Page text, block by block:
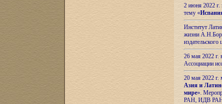
2 июня 2022 г.
тему «
Институт
жизни
26 мая 2022
Ассоциации
20 мая 2022
Азия и
мире».
РАН, ИДВ